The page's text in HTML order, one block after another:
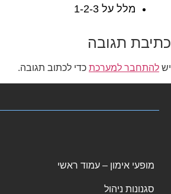
מלל על 1-2-3
כתיבת תגובה
יש להתחבר למערכת כדי לכתוב תגובה.
מופעי אימון – עמוד ראשי
סגנונות ניהול